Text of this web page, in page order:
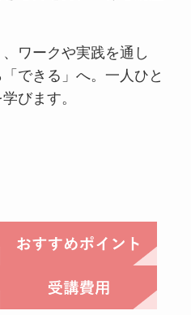
ワークや実践を通し
できる」へ。一人ひと
びます。